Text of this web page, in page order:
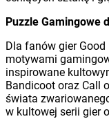
Puzzle Gamingowe
Dla fanów gier
motywami
inspirowane
Bandicoot oraz Call
świata
w kultowej serii gier